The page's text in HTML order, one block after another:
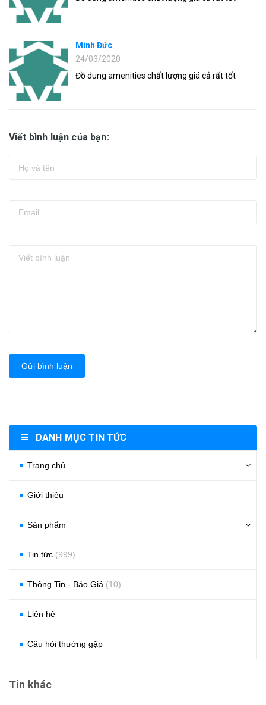
Minh Đức
24/03/2020
Đồ dung amenities chất lượng giá cả rất tốt
Viết bình luận của bạn:
Gửi bình luận
DANH MỤC TIN TỨC
Trang chủ
Giới thiệu
Sản phẩm
Tin tức (999)
Thông Tin - Báo Giá (10)
Liên hệ
Câu hỏi thường gặp
Tin khác